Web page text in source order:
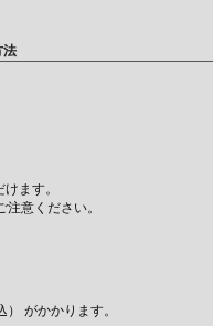
法
ます。
意ください。
がかかります。